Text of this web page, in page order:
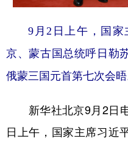
公益 一带一路
文化产业
地方频道
9月2日上午，国家
京、蒙古国总统呼日勒
俄蒙三国元首第七次会晤
新华社北京9月2日电
日上午，国家主席习近